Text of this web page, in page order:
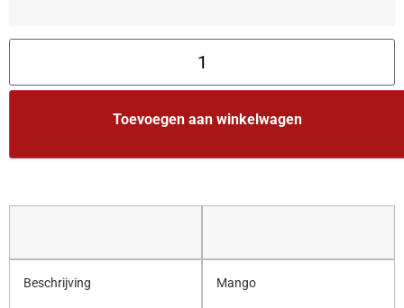
Toevoegen aan winkelwagen
Beschrijving Mango